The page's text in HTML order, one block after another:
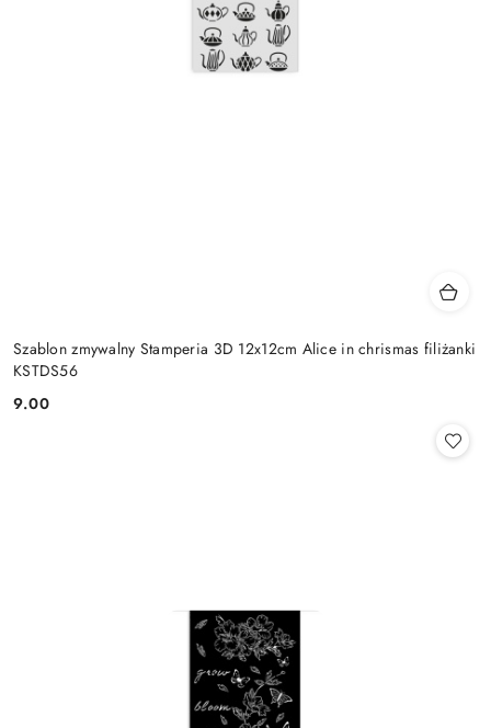
Szablon zmywalny Stamperia 3D 12x12cm Alice in chrismas filiżanki
KSTDS56
Cena:
9.00